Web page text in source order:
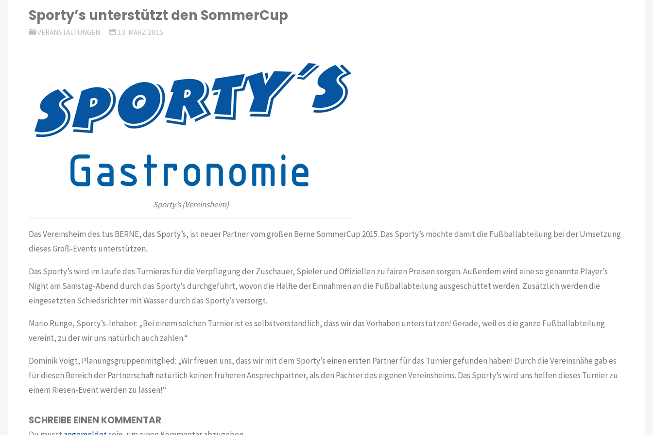
Sporty’s unterstützt den SommerCup
VERANSTALTUNGEN 13. MÄRZ 2015
Sporty’s (Vereinsheim)
Das Vereinsheim des tus BERNE, das Sporty’s, ist neuer Partner vom großen Berne SommerCup 2015. Das Sporty’s möchte damit die Fußballabteilung bei der Umsetzung
dieses Groß-Events unterstützen.
Das Sporty’s wird im Laufe des Turnieres für die Verpflegung der Zuschauer, Spieler und Offiziellen zu fairen Preisen sorgen. Außerdem wird eine so genannte Player’s
Night am Samstag-Abend durch das Sporty’s durchgeführt, wovon die Hälfte der Einnahmen an die Fußballabteilung ausgeschüttet werden. Zusätzlich werden die
eingesetzten Schiedsrichter mit Wasser durch das Sporty’s versorgt.
Mario Runge, Sporty’s-Inhaber: „Bei einem solchen Turnier ist es selbstverständlich, dass wir das Vorhaben unterstützen! Gerade, weil es die ganze Fußballabteilung
vereint, zu der wir uns natürlich auch zählen.“
Dominik Voigt, Planungsgruppenmitglied: „Wir freuen uns, dass wir mit dem Sporty’s einen ersten Partner für das Turnier gefunden haben! Durch die Vereinsnähe gab es
für diesen Bereich der Partnerschaft natürlich keinen früheren Ansprechpartner, als den Pächter des eigenen Vereinsheims. Das Sporty’s wird uns helfen dieses Turnier zu
einem Riesen-Event werden zu lassen!“
SCHREIBE EINEN KOMMENTAR